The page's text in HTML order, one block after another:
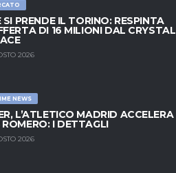
SI PRENDE IL TORINO: RESPINTA
DI 16 MILIONI DAL CRYSTAL
2026
NEWS
L’ATLETICO MADRID ACCELERA
ROMERO: I DETTAGLI
2026
FIRE VS CF
2026 MLS